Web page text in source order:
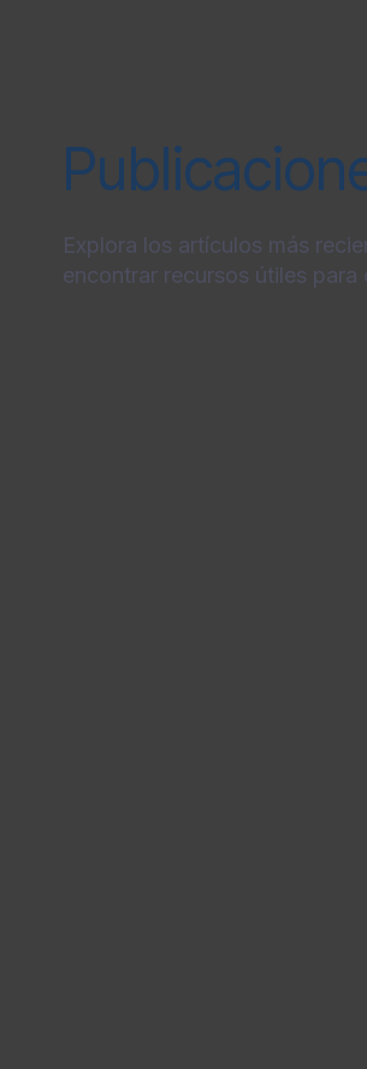
Explora los artículos más
encontrar recursos útiles para